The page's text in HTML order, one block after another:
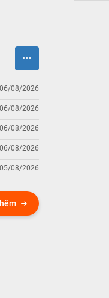
06/08/2026
06/08/2026
06/08/2026
06/08/2026
05/08/2026